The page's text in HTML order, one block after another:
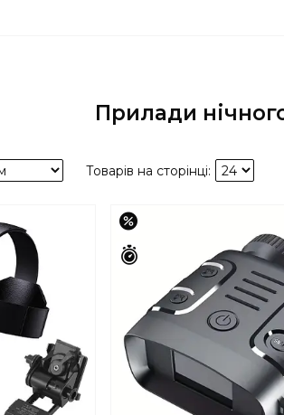
Прилади
Залишилось 43 дні